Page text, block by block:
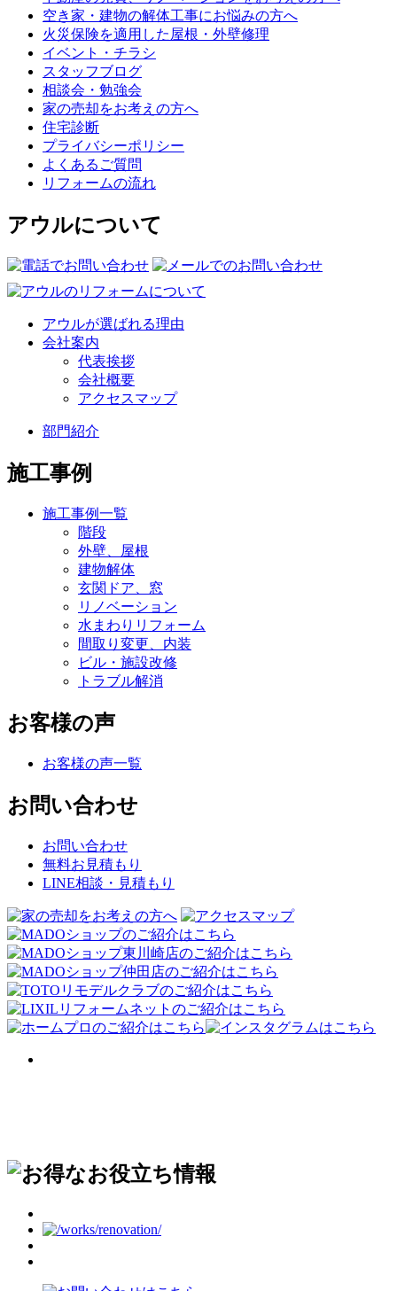
空き家・建物の解体工事にお悩みの方へ
火災保険を適用した屋根・外壁修理
イベント・チラシ
スタッフブログ
相談会・勉強会
家の売却をお考えの方へ
住宅診断
プライバシーポリシー
よくあるご質問
リフォームの流れ
アウルについて
アウルが選ばれる理由
会社案内
代表挨拶
会社概要
アクセスマップ
部門紹介
施工事例
施工事例一覧
階段
外壁、屋根
建物解体
玄関ドア、窓
リノベーション
水まわりリフォーム
間取り変更、内装
ビル・施設改修
トラブル解消
お客様の声
お客様の声一覧
お問い合わせ
お問い合わせ
無料お見積もり
LINE相談・見積もり